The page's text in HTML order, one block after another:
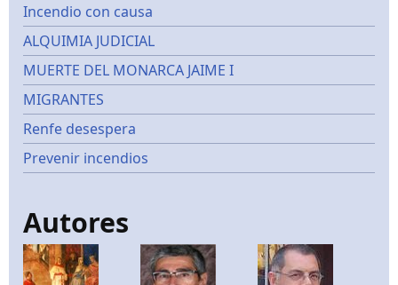
Incendio con causa
ALQUIMIA JUDICIAL
MUERTE DEL MONARCA JAIME I
MIGRANTES
Renfe desespera
Prevenir incendios
Autores